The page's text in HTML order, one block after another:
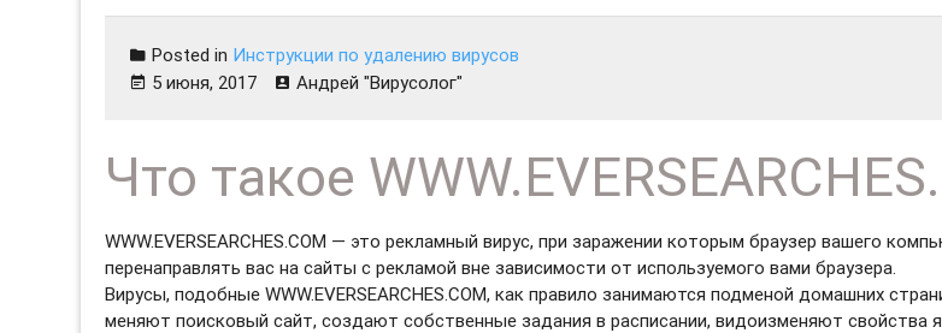
Posted in Инструкции по удалению вирусов
5 июня, 2017
Андрей "Вирусолог"
Что такое
WWW.EVERSEARCHES.COM — это рекламный вирус, при заражении которым браузер вашего
перенаправлять вас на сайты с рекламой вне зависимости от используемого вами браузера.
Вирусы, подобные WWW.EVERSEARCHES.COM, как правило занимаются подменой домашних
меняют поисковый сайт, создают собственные задания в расписании, видоизменяют свойства